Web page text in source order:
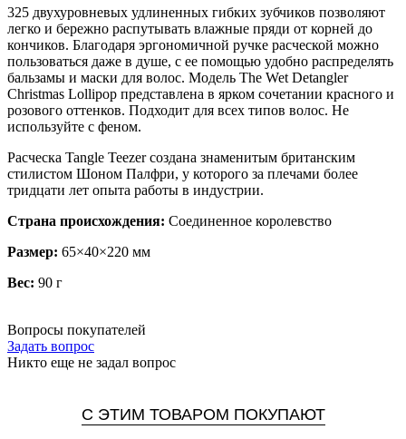
325 двухуровневых удлиненных гибких зубчиков позволяют
легко и бережно распутывать влажные пряди от корней до
кончиков. Благодаря эргономичной ручке расческой можно
пользоваться даже в душе, с ее помощью удобно распределять
бальзамы и маски для волос. Модель The Wet Detangler
Christmas Lollipop представлена в ярком сочетании красного и
розового оттенков. Подходит для всех типов волос. Не
используйте с феном.
Расческа Tangle Teezer создана знаменитым британским
стилистом Шоном Палфри, у которого за плечами более
тридцати лет опыта работы в индустрии.
Страна происхождения: Соединенное королевство
Размер: 65×40×220 мм
Вес: 90 г
Вопросы покупателей
Задать вопрос
Никто еще не задал вопрос
С ЭТИМ ТОВАРОМ ПОКУПАЮТ